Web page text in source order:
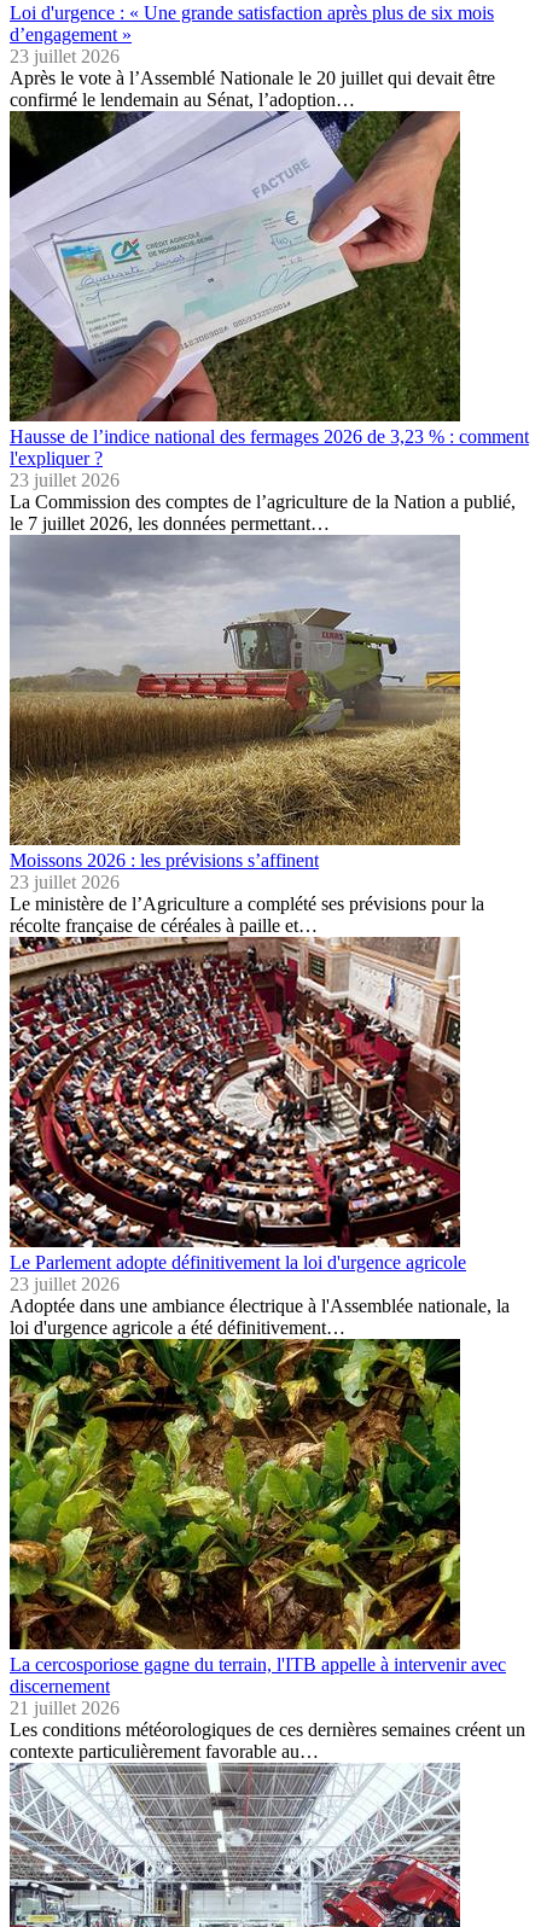
Loi d'urgence : « Une grande satisfaction après plus de six mois
d’engagement »
23 juillet 2026
Après le vote à l’Assemblé Nationale le 20 juillet qui devait être
confirmé le lendemain au Sénat, l’adoption…
Hausse de l’indice national des fermages 2026 de 3,23 % : comment
l'expliquer ?
23 juillet 2026
La Commission des comptes de l’agriculture de la Nation a publié,
le 7 juillet 2026, les données permettant…
Moissons 2026 : les prévisions s’affinent
23 juillet 2026
Le ministère de l’Agriculture a complété ses prévisions pour la
récolte française de céréales à paille et…
Le Parlement adopte définitivement la loi d'urgence agricole
23 juillet 2026
Adoptée dans une ambiance électrique à l'Assemblée nationale, la
loi d'urgence agricole a été définitivement…
La cercosporiose gagne du terrain, l'ITB appelle à intervenir avec
discernement
21 juillet 2026
Les conditions météorologiques de ces dernières semaines créent un
contexte particulièrement favorable au…